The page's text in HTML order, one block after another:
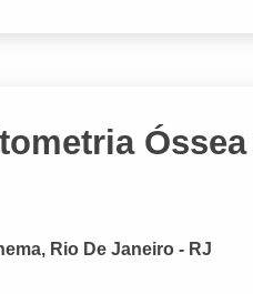
Rio De Janeiro - RJ